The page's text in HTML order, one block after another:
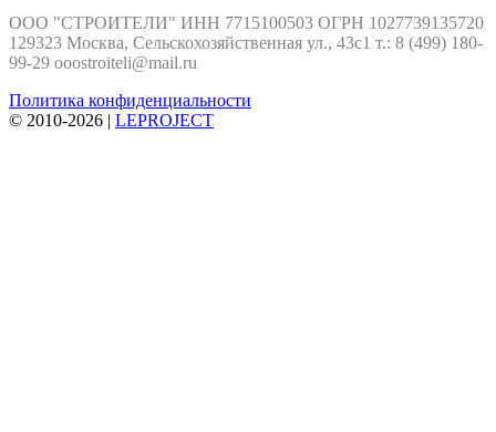
ООО "СТРОИТЕЛИ" ИНН 7715100503 ОГРН 1027739135720
129323 Москва, Сельскохозяйственная ул., 43с1 т.: 8 (499) 180-
99-29 ooostroiteli@mail.ru
Политика конфиденциальности
© 2010-2026 | LEPROJECT